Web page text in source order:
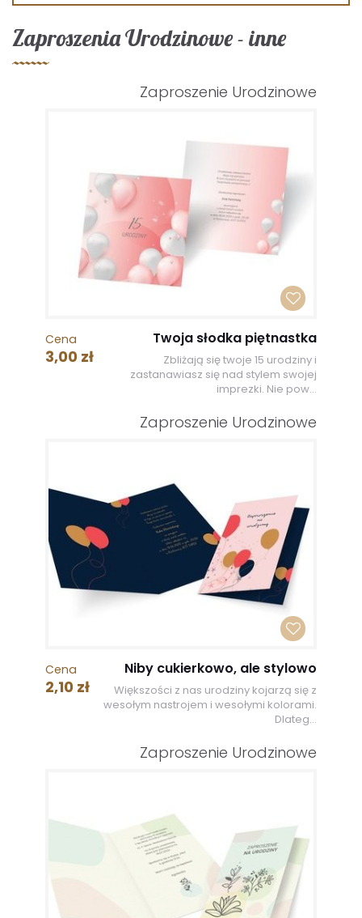
Zaproszenia Urodzinowe - inne
Zaproszenie Urodzinowe
Cena
3,00 zł
Twoja słodka piętnastka
Zbliżają się twoje 15 urodziny i
zastanawiasz się nad stylem swojej
imprezki. Nie pow...
Zaproszenie Urodzinowe
Cena
2,10 zł
Niby cukierkowo, ale stylowo
Większości z nas urodziny kojarzą się z
wesołym nastrojem i wesołymi kolorami.
Dlateg...
Zaproszenie Urodzinowe